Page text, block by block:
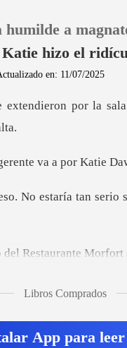
humilde a
hizo el
en: 11/07/2025
on por la
erente va a por
estaría tan serio
Restaurante Morfor
acaban
Libros Comprados
App para leer